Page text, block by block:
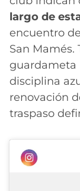
largo de
encuentro
San Mamés.
guardameta
disciplina
renovación
traspaso